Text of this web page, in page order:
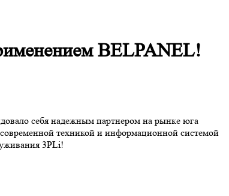
BELPANEL!
себя надежным партнером на рынке юга
техникой и информационной системой
3PLi!